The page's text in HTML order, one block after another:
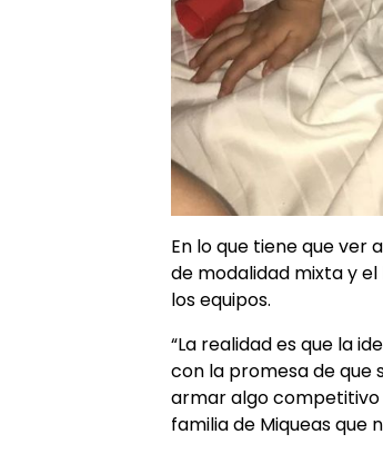
En lo que tiene que ver
de modalidad mixta y
los equipos.
“La realidad es que la
con la promesa de que
armar algo competitivo
familia de Miqueas que